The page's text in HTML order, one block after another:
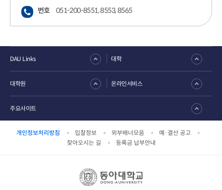
번호 051-200-8551, 8553, 8565
개인정보처리방침 입찰정보 외부배너모음
예·결산 공고
찾아오시는 길
등록금 납부안내
DAU Links 대학
대학원 온라인서비스
주요사이트